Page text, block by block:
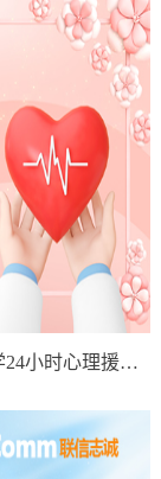
打造特色化心理健康教育工作体系 天津大学24小时心理援助热线再升级